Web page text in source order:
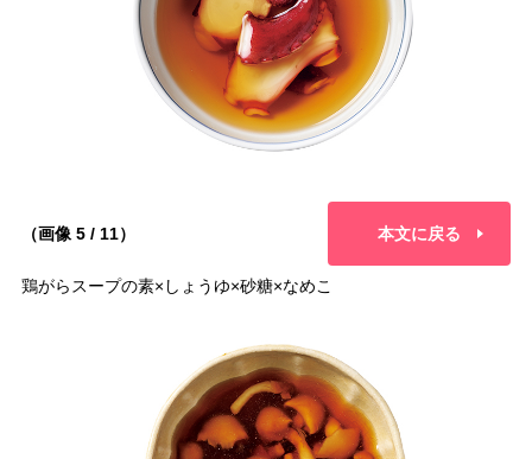
（画像 5 / 11） 本文に戻る
鶏がらスープの素×しょうゆ×砂糖×なめこ